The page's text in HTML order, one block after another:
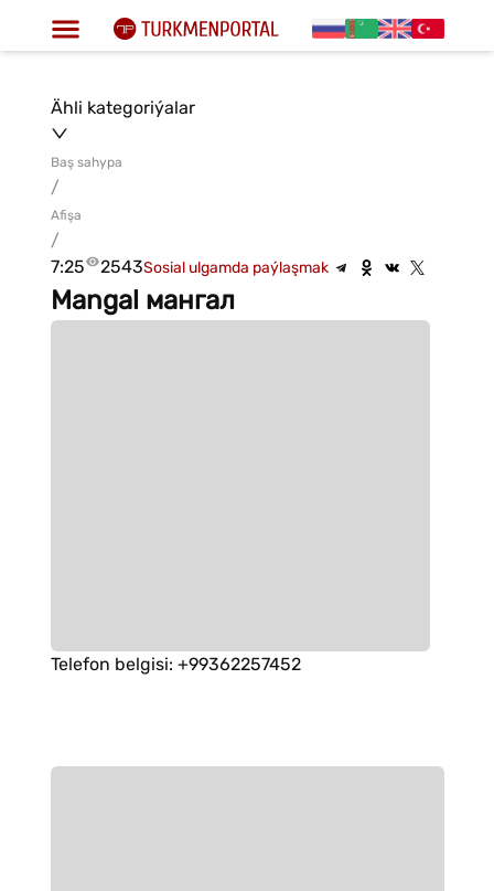
Ähli kategoriýalar
Baş sahypa
/
Afişa
/
7:25
2543Sosial ulgamda paýlaşmak
Mangal мангал
Telefon belgisi: +99362257452